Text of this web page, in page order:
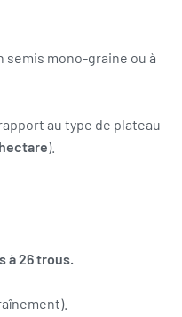
semis mono-graine ou à
au type de plateau
).
à 26 trous.